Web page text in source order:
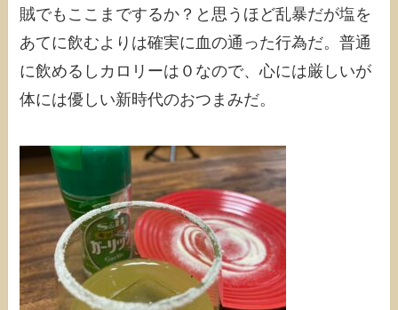
賊でもここまでするか？と思うほど乱暴だが塩を
あてに飲むよりは確実に血の通った行為だ。普通
に飲めるしカロリーは０なので、心には厳しいが
体には優しい新時代のおつまみだ。